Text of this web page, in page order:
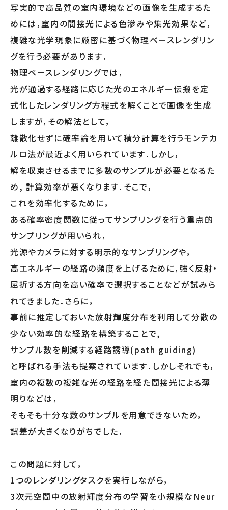
写実的で高品質の室内環境などの画像を生成するた
めには，室内の間接光による色滲みや集光効果など，
複雑な光学現象に厳密に基づく物理ベースレンダリン
グを行う必要があります．
物理ベースレンダリングでは，
光が通過する経路に応じた光のエネルギー伝搬を定
式化したレンダリング方程式を解くことで画像を生成
しますが，その解法として，
離散化せずに確率論を用いて積分計算を行うモンテカ
ルロ法が最近よく用いられています．しかし，
解を収束させるまでに多数のサンプルが必要となるた
め, 計算効率が悪くなります．そこで，
これを効率化するために，
ある確率密度関数に従ってサンプリングを行う重点的
サンプリングが用いられ，
光源やカメラに対する明示的なサンプリングや，
高エネルギーの経路の頻度を上げるために，強く反射・
屈折する方向を高い確率で選択することなどが試みら
れてきました．さらに，
事前に推定しておいた放射輝度分布を利用して分散の
少ない効率的な経路を構築することで,
サンプル数を削減する経路誘導(path guiding)
と呼ばれる手法も提案されています．しかしそれでも，
室内の複数の複雑な光の経路を経た間接光による薄
明りなどは，
そもそも十分な数のサンプルを用意できないため，
誤差が大きくなりがちでした．
この問題に対して，
1つのレンダリングタスクを実行しながら，
3次元空間中の放射輝度分布の学習を小規模なNeur